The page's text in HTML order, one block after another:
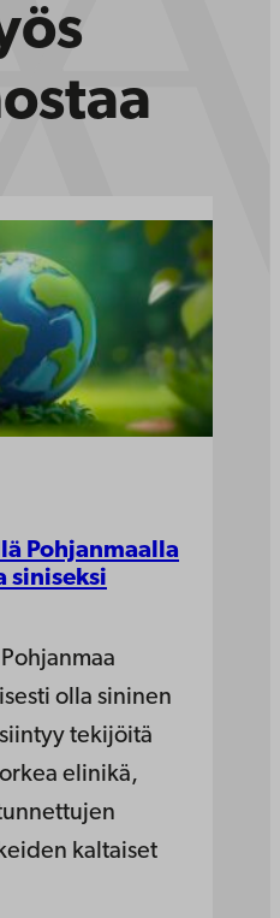
Pohjanmaalla
siniseksi
olla sininen
tekijöitä
elinikä,
kaltaiset